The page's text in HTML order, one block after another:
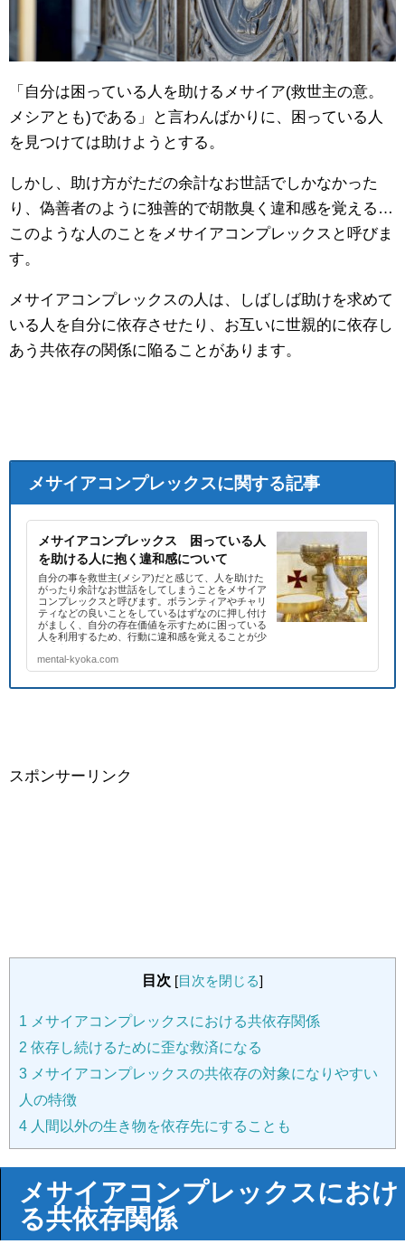
「自分は困っている人を助けるメサイア(救世主の意。
メシアとも)である」と言わんばかりに、困っている人
を見つけては助けようとする。
しかし、助け方がただの余計なお世話でしかなかった
り、偽善者のように独善的で胡散臭く違和感を覚える…
このような人のことをメサイアコンプレックスと呼びま
す。
メサイアコンプレックスの人は、しばしば助けを求めて
いる人を自分に依存させたり、お互いに世親的に依存し
あう共依存の関係に陥ることがあります。
メサイアコンプレックスに関する記事
メサイアコンプレックス 困っている人
を助ける人に抱く違和感について
自分の事を救世主(メシア)だと感じて、人を助けた
がったり余計なお世話をしてしまうことをメサイア
コンプレックスと呼びます。ボランティアやチャリ
ティなどの良いことをしているはずなのに押し付け
がましく、自分の存在価値を示すために困っている
人を利用するため、行動に違和感を覚えることが少
なくありません。
mental-kyoka.com
スポンサーリンク
目次 [目次を閉じる]
1 メサイアコンプレックスにおける共依存関係
2 依存し続けるために歪な救済になる
3 メサイアコンプレックスの共依存の対象になりやすい
人の特徴
4 人間以外の生き物を依存先にすることも
メサイアコンプレックスにおけ
る共依存関係